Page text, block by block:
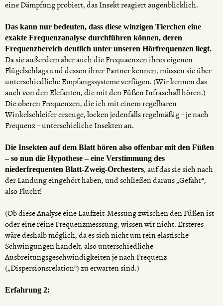
eine Dämpfung probiert, das Insekt reagiert augenblicklich.
Das kann nur bedeuten, dass diese winzigen Tierchen eine
exakte Frequenzanalyse durchführen können, deren
Frequenzbereich deutlich unter unseren Hörfrequenzen liegt.
Da sie außerdem aber auch die Frequaenzen ihres eigenen
Flügelschlags und dessen ihrer Partner kennen, müssen sie über
unterschiedliche Empfangssysteme verfügen. (Wir kennen das
auch von den Elefanten, die mit den Füßen Infraschall hören.)
Die oberen Frequenzen, die ich mit einem regelbaren
Winkelschleifer erzeuge, locken jedenfalls regelmäßig – je nach
Frequenz – unterschieliche Insekten an.
Die Insekten auf dem Blatt hören also offenbar mit den Füßen
– so nun die Hypothese – eine Verstimmung des
niederfrequenten Blatt-Zweig-Orchesters, auf das sie sich nach
der Landung eingehört haben, und schließen daraus „Gefahr“,
also Flucht!
(Ob diese Analyse eine Laufzeit-Messung zwischen den Füßen ist
oder eine reine Frequenzmesssung, wissen wir nicht. Ersteres
wäre deshalb möglich, da es sich nicht um rein elastische
Schwingungen handelt, also unterschiedliche
Ausbreitungsgeschwindigkeiten je nach Frequenz
(„Dispersionsrelation“) zu erwarten sind.)
Erfahrung 2: